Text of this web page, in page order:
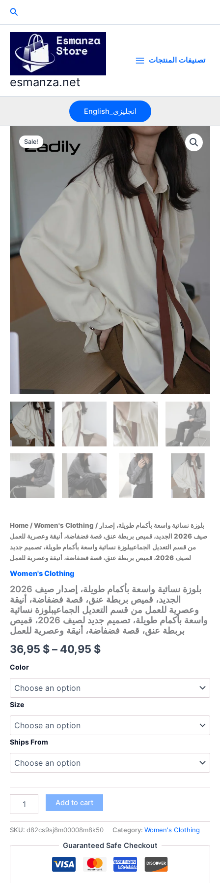
Search
esmanza.net
تصنيفات المنتجات
English_انجليزى
Sale!
Home /Women's Clothing / بلوزة نسائية واسعة بأكمام طويلة، إصدار
صيف 2026 الجديد، قميص بربطة عنق، قصة فضفاضة، أنيقة وعصرية للعمل
من قسم التعديل الجماعيبلوزة نسائية واسعة بأكمام طويلة، تصميم جديد
لصيف 2026، قميص بربطة عنق، قصة فضفاضة، أنيقة وعصرية للعمل
Women's Clothing
بلوزة نسائية واسعة بأكمام طويلة، إصدار صيف 2026
الجديد، قميص بربطة عنق، قصة فضفاضة، أنيقة
وعصرية للعمل من قسم التعديل الجماعيبلوزة نسائية
واسعة بأكمام طويلة، تصميم جديد لصيف 2026، قميص
بربطة عنق، قصة فضفاضة، أنيقة وعصرية للعمل
36,95 $– 40,95 $Price
through
40,95 $
Color
Size
Ships From
نسائية
بأكمام
إصدار
Add to cart
SKU: d82cs9sj8m00008m8k50 Category: Women's Clothing
Guaranteed Safe Checkout